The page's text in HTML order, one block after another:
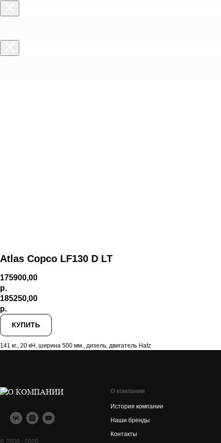
Atlas Copco LF130 D LT
175900,00
р.
185250,00
р.
КУПИТЬ
141 кг., 20 кН, ширина 500 мм., дизель, двигатель Hatz
© 2008 - 2020
О компании
История компании
Наши бренды
Контакты